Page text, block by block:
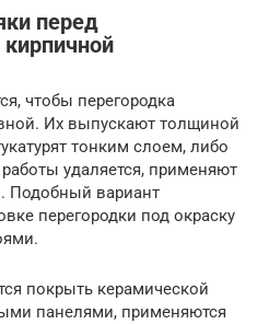
перед
чтобы перегородка
Их выпускают толщиной
тонким слоем, либо
удаляется, применяют
Подобный вариант
перегородки под окраску
покрыть керамической
панелями, применяются